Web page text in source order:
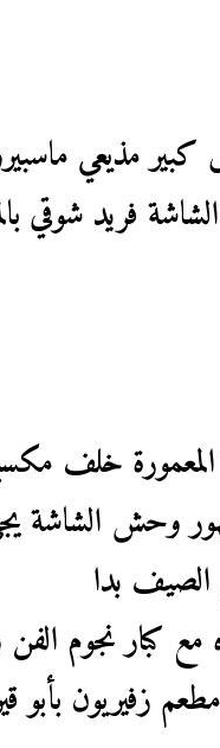
مذيعي
فريد شوقي
المعمورة خلف
وحش الشاشة
بدا
مع كبار نجوم الفن
زفيريون بأبو